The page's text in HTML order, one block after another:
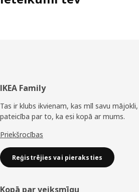
Kājene
IKEA Family
Tas ir klubs ikvienam, kas mīl savu
pateicība par to, ka esi kopā ar mums.
Priekšrocības
Reģistrējies vai pieraksties
Kopā par veiksmīgu